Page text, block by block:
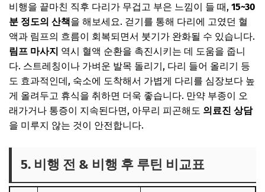
비행을 끝마친 직후 다리가 무겁고 부은 느낌이 들 때, 15~30
분 정도의 산책을 해보세요. 걷기를 통해 다리에 고였던 혈
액과 림프의 흐름이 회복되면서 붓기가 완화될 수 있습니다.
림프 마사지 역시 혈액 순환을 촉진시키는 데 도움을 줍니
다. 스트레칭이나 가벼운 발목 돌리기, 다리 들어 올리기 등
도 효과적인데, 숙소에 도착해서 가볍게 다리를 심장보다 높
게 올려두고 휴식을 취하면 더욱 좋습니다. 만약 부종이 오
래가거나 통증이 지속된다면, 아무리 피곤해도 의료진 상담
을 미루지 않는 것이 안전합니다.
5. 비행 전 & 비행 후 루틴 비교표